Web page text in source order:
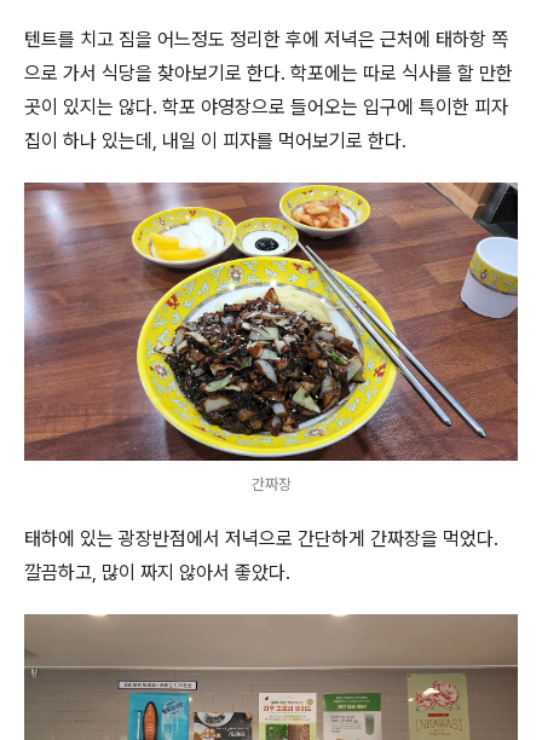
텐트를 치고 짐을 어느정도 정리한 후에 저녁은 근처에 태하항 쪽
으로 가서 식당을 찾아보기로 한다. 학포에는 따로 식사를 할 만한
곳이 있지는 않다. 학포 야영장으로 들어오는 입구에 특이한 피자
집이 하나 있는데, 내일 이 피자를 먹어보기로 한다.
간짜장
태하에 있는 광장반점에서 저녁으로 간단하게 간짜장을 먹었다.
깔끔하고, 많이 짜지 않아서 좋았다.